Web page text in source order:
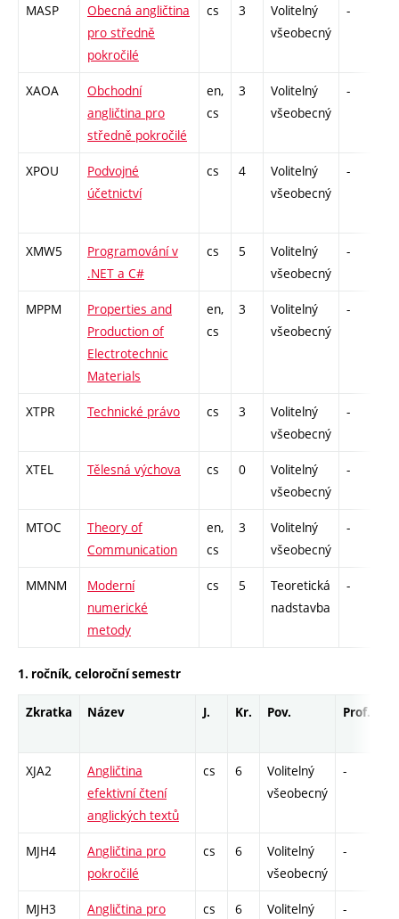
MASP
Obecná angličtina
pro středně
pokročilé
cs 3
Volitelný
všeobecný
-
XAOA
Obchodní
angličtina pro
středně pokročilé
en,
cs
3
Volitelný
všeobecný
-
XPOU
Podvojné
účetnictví
cs 4
Volitelný
všeobecný
-
XMW5
Programování v
.NET a C#
cs 5
Volitelný
všeobecný
-
MPPM
Properties and
Production of
Electrotechnic
Materials
en,
cs
3
Volitelný
všeobecný
-
XTPR Technické právo cs 3
Volitelný
všeobecný
-
XTEL Tělesná výchova cs 0
Volitelný
všeobecný
-
MTOC
Theory of
Communication
en,
cs
3
Volitelný
všeobecný
-
MMNM
Moderní
numerické
metody
cs 5
Teoretická
nadstavba
-
1. ročník, celoroční semestr
Zkratka Název J. Kr. Pov. Prof.
XJA2
Angličtina
efektivní čtení
anglických textů
cs 6
Volitelný
všeobecný
-
MJH4
Angličtina pro
pokročilé
cs 6
Volitelný
všeobecný
-
MJH3
Angličtina pro
cs 6
Volitelný
-